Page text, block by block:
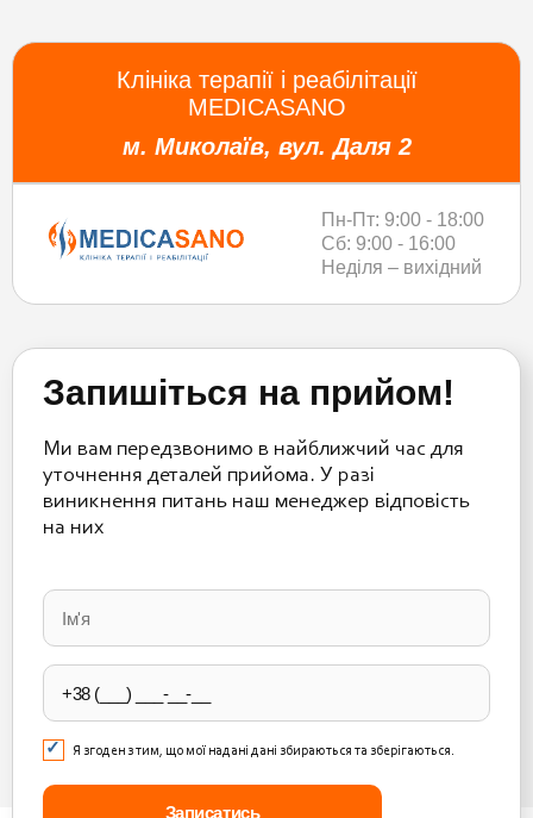
Клініка терапії і реабілітації
MEDICASANO
м. Миколаїв, вул. Даля 2
Пн-Пт: 9:00 - 18:00
Сб: 9:00 - 16:00
Неділя – вихідний
Запишіться на прийом!
Ми вам передзвонимо в найближчий час для
уточнення деталей прийома. У разі
виникнення питань наш менеджер відповість
на них
leave
this
field
empty.
Я згоден з тим, що мої надані дані збираються та зберігаються.